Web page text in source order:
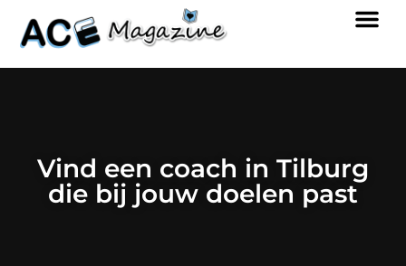
Vind een coach in Tilburg
die bij jouw doelen past